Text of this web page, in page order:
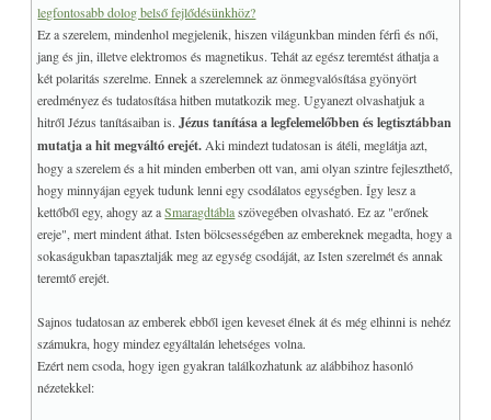
legfontosabb dolog belső fejlődésünkhöz?
Ez a szerelem, mindenhol megjelenik, hiszen világunkban minden férfi és női,
jang és jin, illetve elektromos és magnetikus. Tehát az egész teremtést áthatja a
két polaritás szerelme. Ennek a szerelemnek az önmegvalósítása gyönyört
eredményez és tudatosítása hitben mutatkozik meg. Ugyanezt olvashatjuk a
hitről Jézus tanításaiban is.Jézus tanítása a legfelemelőbben és legtisztábban
mutatja a hit megváltó erejét. Aki mindezt tudatosan is átéli, meglátja azt,
hogy a szerelem és a hit minden emberben ott van, ami olyan szintre fejleszthető,
hogy minnyájan egyek tudunk lenni egy csodálatos egységben. Így lesz a
kettőből egy, ahogy az aSmaragdtáblaszövegében olvasható. Ez az "erőnek
ereje", mert mindent áthat. Isten bölcsességében az embereknek megadta, hogy a
sokaságukban tapasztalják meg az egység csodáját, az Isten szerelmét és annak
teremtő erejét.
Sajnos tudatosan az emberek ebből igen keveset élnek át és még elhinni is nehéz
számukra, hogy mindez egyáltalán lehetséges volna.
Ezért nem csoda, hogy igen gyakran találkozhatunk az alábbihoz hasonló
nézetekkel: